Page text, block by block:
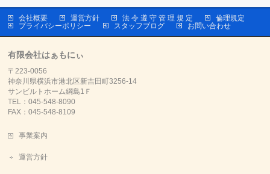
会社概要 運営方針 法 令 遵 守 管 理 規 定
倫理規定
プライバシーポリシー
スタッフブログ お問い合わせ
有限会社はぁもにぃ
〒223-0056
神奈川県横浜市港北区新吉田町3256-14
サンビルトホーム綱島1Ｆ
TEL：045-548-8090
FAX：045-548-8109
事業案内
運営方針